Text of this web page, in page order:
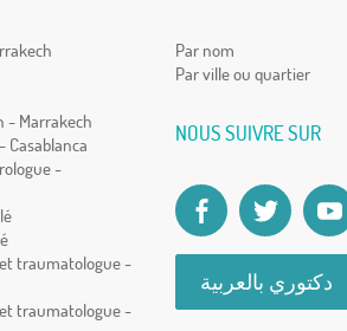
- Marrakech
-
traumatologue -
traumatologue -
Par nom
Par ville ou quartier
NOUS SUIVRE SUR
دكتوري بالعربية